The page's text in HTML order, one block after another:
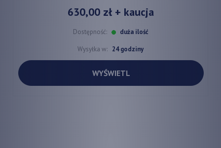
630,00 zł+ kaucja
Dostępność: duża ilość
Wysyłka w: 24 godziny
WYŚWIETL